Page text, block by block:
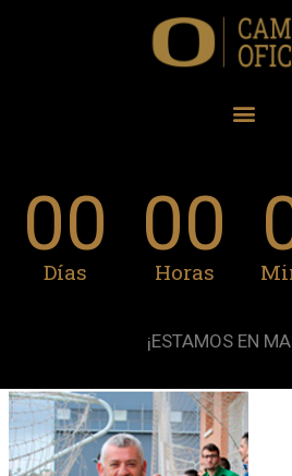
00
Días
00
Horas
¡ESTAMOS EN